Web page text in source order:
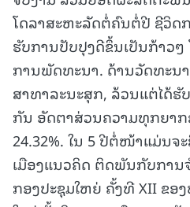
ໂດລາສະຫະລັດຕໍ່ຄົນຕໍ່ປີ ຊີວິດ
ຮັບການປັບປຸງດີຂຶ້ນເປັນກ້າວໆ
ການພັດທະນາ. ດ້ານວັດທະນ
ສາທາລະນະສຸກ, ລ້ວນແຕ່ໄດ້
ກັນ ອັດຕາສ່ວນຄວາມທຸກຍາ
24.32%. ໃນ 5 ປີຕໍ່ໜ້າແມ່ນ
ເມືອງແນວຄິດ ຕິດພັນກັບກາ
ກອງປະຊຸມໃຫຍ່ ຄັ້ງທີ XII ຂອ